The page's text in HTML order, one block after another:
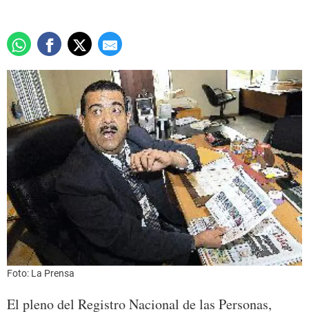
Foto: La Prensa
El pleno del Registro Nacional de las Personas,